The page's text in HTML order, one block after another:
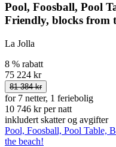
Pool, Foosball, Pool
Friendly, blocks from
La Jolla
8 % rabatt
75 224 kr
81 384 kr
for 7 netter, 1 feriebolig
10 746 kr per natt
inkludert skatter og avgifter
Pool, Foosball, Pool Table,
the beach!